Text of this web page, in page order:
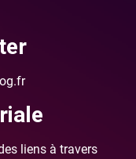
liens à travers